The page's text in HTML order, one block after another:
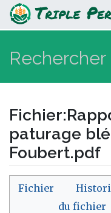
Rapport
Samuel
Fichier:
paturage
Foubert.pdf
Aller à :navigation,
Fichier
du fichier